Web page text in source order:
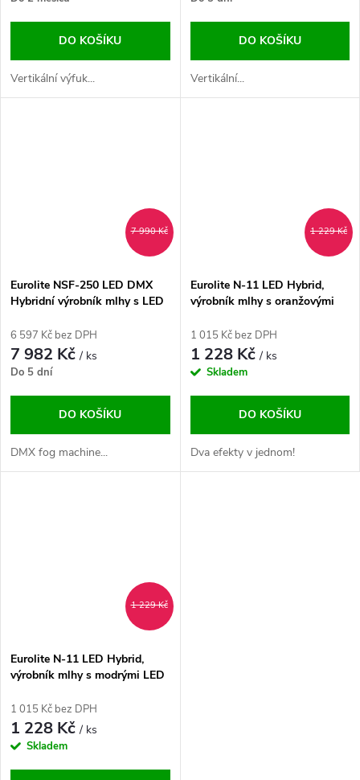
DO KOŠÍKU
Vertikální výfuk...
DO KOŠÍKU
Vertikální...
7 990 Kč
Eurolite NSF-250 LED DMX
Hybridní výrobník mlhy s LED
6 597 Kč bez DPH
7 982 Kč/ ks
Do 5 dní
DO KOŠÍKU
DMX fog machine...
1 229 Kč
Eurolite N-11 LED Hybrid,
výrobník mlhy s oranžovými
1 015 Kč bez DPH
1 228 Kč/ ks
Skladem
DO KOŠÍKU
Dva efekty v jednom!
1 229 Kč
Eurolite N-11 LED Hybrid,
výrobník mlhy s modrými LED
1 015 Kč bez DPH
1 228 Kč/ ks
Skladem